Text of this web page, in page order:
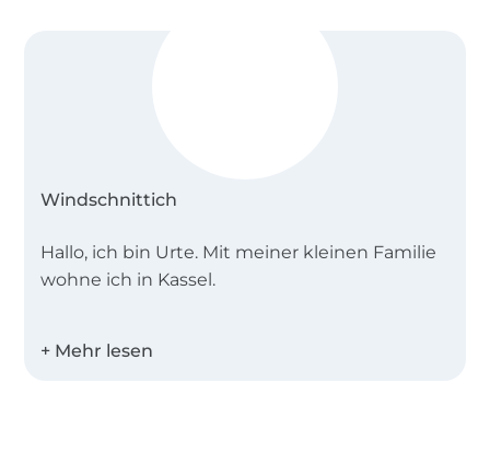
Windschnittich
Hallo, ich bin Urte. Mit meiner kleinen Familie
wohne ich in Kassel.
Books. Angefangen hat alles mit dem